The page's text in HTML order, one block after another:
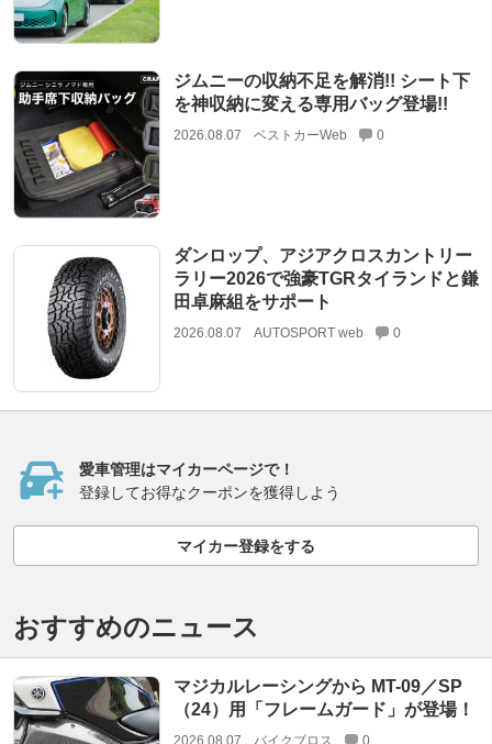
ジムニーの収納不足を解消!! シート下
を神収納に変える専用バッグ登場!!
2026.08.07 ベストカーWeb 0
ダンロップ、アジアクロスカントリー
ラリー2026で強豪TGRタイランドと鎌
田卓麻組をサポート
2026.08.07 AUTOSPORT web 0
愛車管理はマイカーページで！
登録してお得なクーポンを獲得しよう
マイカー登録をする
おすすめのニュース
マジカルレーシングから MT-09／SP
（24）用「フレームガード」が登場！
2026.08.07 バイクブロス 0